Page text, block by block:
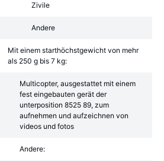
Zivile
Andere
Mit einem starthöchstgewicht von mehr
als 250 g bis 7 kg:
Multicopter, ausgestattet mit einem
fest eingebauten gerät der
unterposition 8525 89, zum
aufnehmen und aufzeichnen von
videos und fotos
Andere: